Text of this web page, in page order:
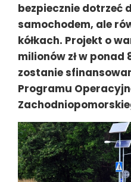
bezpiecznie dotrzeć
samochodem, ale
kółkach. Projekt o
milionów zł w
zostanie
Programu